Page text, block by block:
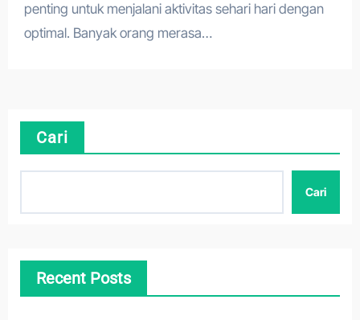
penting untuk menjalani aktivitas sehari hari dengan
optimal. Banyak orang merasa…
Cari
Cari
Recent Posts